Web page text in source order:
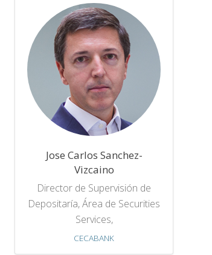
Jose Carlos Sanchez-
Vizcaino
Director de Supervisión de
Depositaría, Área de Securities
Services,
CECABANK